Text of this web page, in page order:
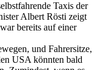
Taxis der
Albert Rösti zeigt
bereits auf einer
und Fahrersitze,
USA könnten bald